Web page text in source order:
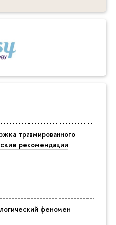
травмированного
рекомендации
феномен